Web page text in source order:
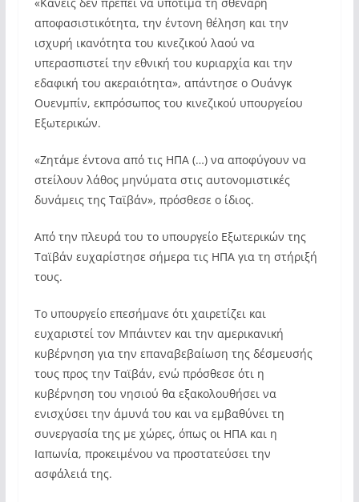
αποφασιστικότητα, την έντονη θέληση και την
ισχυρή ικανότητα του κινεζικού λαού να
υπερασπιστεί την εθνική του κυριαρχία και την
εδαφική του ακεραιότητα», απάντησε ο Ουάνγκ
Ουενμπίν, εκπρόσωπος του κινεζικού υπουργείου
Εξωτερικών.
«Ζητάμε έντονα από τις ΗΠΑ (…) να αποφύγουν να
στείλουν λάθος μηνύματα στις αυτονομιστικές
δυνάμεις της Ταϊβάν», πρόσθεσε ο ίδιος.
Από την πλευρά του το υπουργείο Εξωτερικών της
Ταϊβάν ευχαρίστησε σήμερα τις ΗΠΑ για τη στήριξή
τους.
Το υπουργείο επεσήμανε ότι χαιρετίζει και
ευχαριστεί τον Μπάιντεν και την αμερικανική
κυβέρνηση για την επαναβεβαίωση της δέσμευσής
τους προς την Ταϊβάν, ενώ πρόσθεσε ότι η
κυβέρνηση του νησιού θα εξακολουθήσει να
ενισχύσει την άμυνά του και να εμβαθύνει τη
συνεργασία της με χώρες, όπως οι ΗΠΑ και η
Ιαπωνία, προκειμένου να προστατεύσει την
ασφάλειά της.